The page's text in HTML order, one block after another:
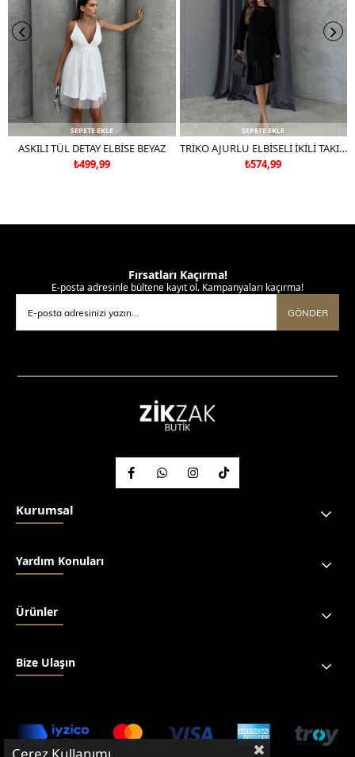
SEPETE EKLE
ASKILI TÜL DETAY ELBİSE BEYAZ
₺499,99
SEPETE EKLE
TRİKO AJURLU ELBİSELİ İKİLİ TAKIM SİYAH
₺574,99
Fırsatları Kaçırma!
E-posta adresinle bültene kayıt ol. Kampanyaları kaçırma!
GÖNDER
Kurumsal
Yardım Konuları
Ürünler
Bize Ulaşın